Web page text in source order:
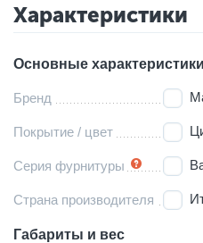
Характеристики
Основные характеристики
Бренд
Покрытие / цвет
Серия фурнитуры
Страна производителя
Габариты и вес